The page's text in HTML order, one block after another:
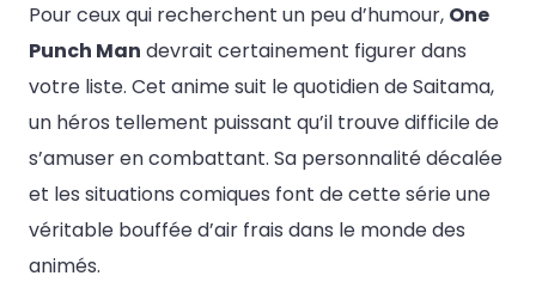
Pour ceux qui recherchent un peu d’humour, One
Punch Man devrait certainement figurer dans
votre liste. Cet anime suit le quotidien de Saitama,
un héros tellement puissant qu’il trouve difficile de
s’amuser en combattant. Sa personnalité décalée
et les situations comiques font de cette série une
véritable bouffée d’air frais dans le monde des
animés.